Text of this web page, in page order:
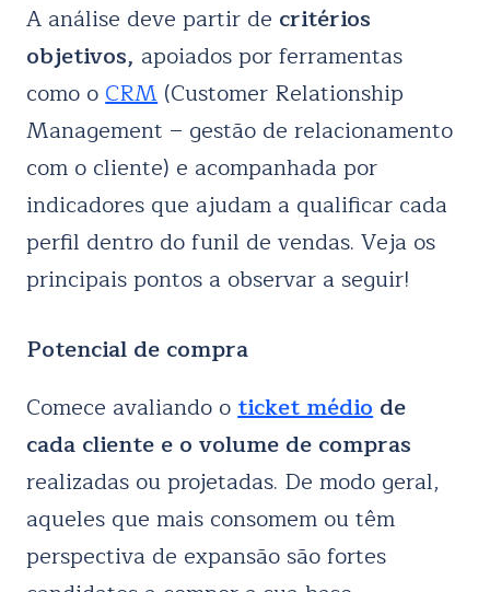
A análise deve partir de critérios
objetivos, apoiados por ferramentas
como oCRM(Customer Relationship
Management – gestão de relacionamento
com o cliente) e acompanhada por
indicadores que ajudam a qualificar cada
perfil dentro do funil de vendas. Veja os
principais pontos a observar a seguir!
Potencial de compra
Comece avaliando oticket médiode
cada cliente e o volume de compras
realizadas ou projetadas. De modo geral,
aqueles que mais consomem ou têm
perspectiva de expansão são fortes